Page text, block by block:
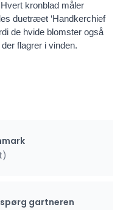
kronblad måler
duetræet ‘Handkerchief
de hvide blomster også
flagrer i vinden.
gartneren